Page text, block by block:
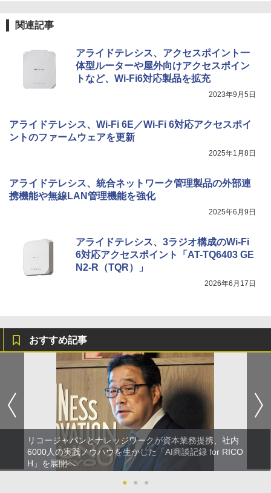
関連記事
アライドテレシス、アクセスポイント一
体型ルーターや屋外向けアクセスポイン
トなど、Wi-Fi6対応製品を拡充
2023年9月5日
アライドテレシス、Wi-Fi 6E／Wi-Fi 6対応アクセスポイ
ントのファームウェアを更新
2025年1月8日
アライドテレシス、統合ネットワーク管理製品の外部連
携機能や無線LAN管理機能を強化
2025年6月9日
アライドテレシス、3ラジオ構成のWi-Fi
6対応アクセスポイント「AT-TQ6403 GE
N2-R（TQR）」
2026年6月17日
おすすめ記事
リコージャパンとナレッジワークが資本業務提携、社内
6000人の実践ノウハウを生かした「AI商談記録 for RICO
H」を展開へ
●
● ●